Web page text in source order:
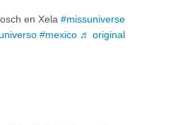
en Xela #missuniverse
#mexico ♬ original